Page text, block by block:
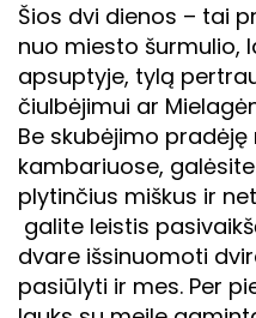
Šios dvi dienos – tai
nuo miesto šurmulio,
apsuptyje, tylą
čiulbėjimui ar
Be skubėjimo
kambariuose,
plytinčius miškus ir
galite leistis
dvare išsinuomoti
pasiūlyti ir mes. Per